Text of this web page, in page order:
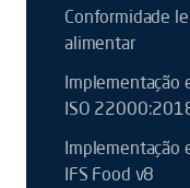
Conformidade
alimentar
Implementação
ISO
Implementação
IFS Food v8